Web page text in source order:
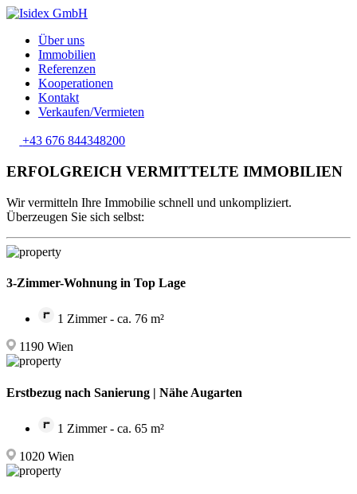
Über uns
Immobilien
Referenzen
Kooperationen
Kontakt
Verkaufen/Vermieten
+43 676 844348200
ERFOLGREICH VERMITTELTE IMMOBILIEN
Wir vermitteln Ihre Immobilie schnell und unkompliziert.
Überzeugen Sie sich selbst:
3-Zimmer-Wohnung in Top Lage
1 Zimmer - ca. 76 m²
1190 Wien
Erstbezug nach Sanierung | Nähe Augarten
1 Zimmer - ca. 65 m²
1020 Wien